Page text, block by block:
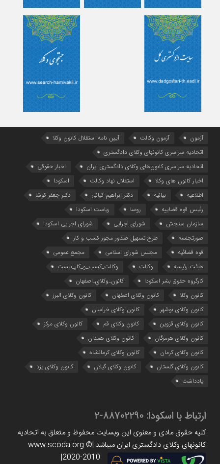
آزمون آزمون وکالت
آیین ‌نامه استقلال کانون وکلا
اتحادیه سراسری کانونهای وکلای دادگستری
اتحادیه سراسری کانون‌های وکلای دادگستری ایران
اخبار حقوقی
اخبار کانون های وکلا
استقلال نهاد وکالت
اسکودا
اطلاعیه
بیانیه دکتر ابراهیم کیانی
دکتر جعفر کوشا
رئیس قوه قضاییه
روسا
ریاست اسکودا
سازمان سنجش
شورای اجرایی
شورای اجرایی اسکودا
صورتجلسه
طرح تسهیل صدور مجوز کسب و کار
قوه قضائیه
مجلس شورای اسلامی
مجمع عمومی
هیئت رئیسه
وکالت
وکالت_کسب_و_کار_نیست
کارگروه حقوق بشر اسکودا
کانون_وکلای_اصفهان
کانون وکلا
کانون وکلای اصفهان
کانون وکلای البرز
کانون وکلای بوشهر
کانون وکلای خراسان
کانون وکلای قزوین
کانون وکلای قم
کانون وکلای مرکز
کانون وکلای هرمزگان
کانون وکلای همدان
کانون وکلای کرمان
کانون وکلای کرمانشاه
کانون وکلای گلستان
کانون وکلای گیلان
کانون وکلای یزد
یادداشت
ارتباط با اسکودا: 88702290-2
کلیه حقوق مادی و معنوی این وبسایت محفوظ و متعلق به اتحادیه
کانونهای وکلای دادگستری ایران میباشد |www.scoda.org ©
2020-2010|